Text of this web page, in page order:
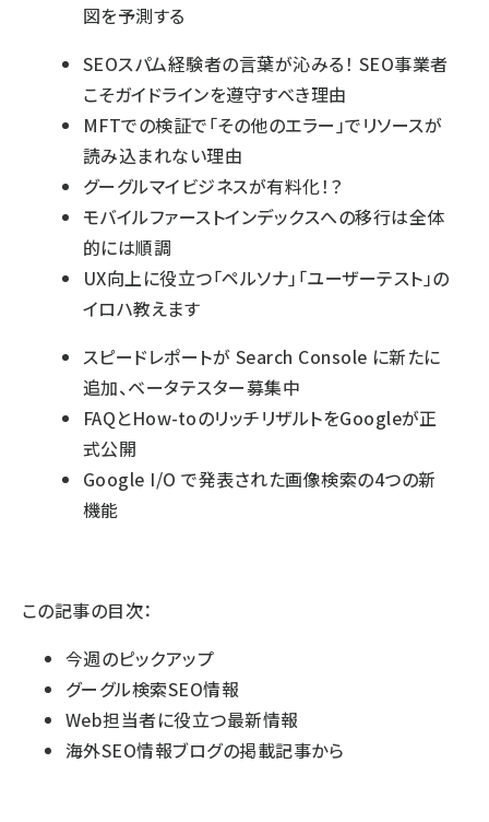
図を予測する
SEOスパム経験者の言葉が沁みる！ SEO事業者
こそガイドラインを遵守すべき理由
MFTでの検証で「その他のエラー」でリソースが
読み込まれない理由
グーグルマイビジネスが有料化！？
モバイルファーストインデックスへの移行は全体
的には順調
UX向上に役立つ「ペルソナ」「ユーザーテスト」の
イロハ教えます
スピードレポートが Search Console に新たに
追加、ベータテスター募集中
FAQとHow-toのリッチリザルトをGoogleが正
式公開
Google I/O で発表された画像検索の4つの新
機能
この記事の目次：
今週のピックアップ
グーグル検索SEO情報
Web担当者に役立つ最新情報
海外SEO情報ブログの掲載記事から